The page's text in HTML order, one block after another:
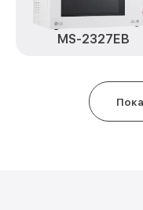
MS-2327EB